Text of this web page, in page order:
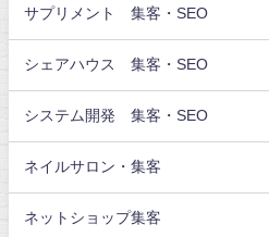
サプリメント 集客・SEO
シェアハウス 集客・SEO
システム開発 集客・SEO
ネイルサロン・集客
ネットショップ集客